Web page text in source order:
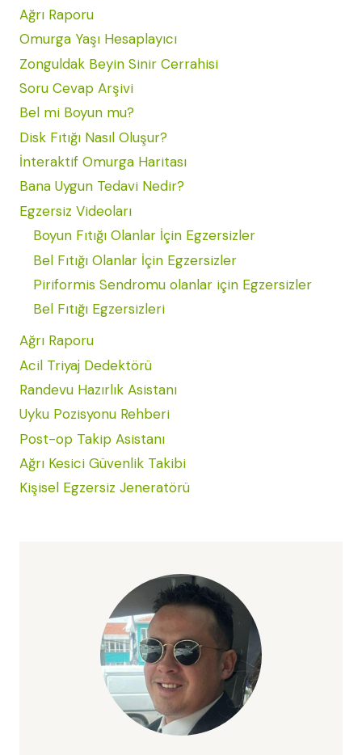
Ağrı Raporu
Omurga Yaşı Hesaplayıcı
Zonguldak Beyin Sinir Cerrahisi
Soru Cevap Arşivi
Bel mi Boyun mu?
Disk Fıtığı Nasıl Oluşur?
İnteraktif Omurga Haritası
Bana Uygun Tedavi Nedir?
Egzersiz Videoları
Boyun Fıtığı Olanlar İçin Egzersizler
Bel Fıtığı Olanlar İçin Egzersizler
Piriformis Sendromu olanlar için Egzersizler
Bel Fıtığı Egzersizleri
Ağrı Raporu
Acil Triyaj Dedektörü
Randevu Hazırlık Asistanı
Uyku Pozisyonu Rehberi
Post-op Takip Asistanı
Ağrı Kesici Güvenlik Takibi
Kişisel Egzersiz Jeneratörü